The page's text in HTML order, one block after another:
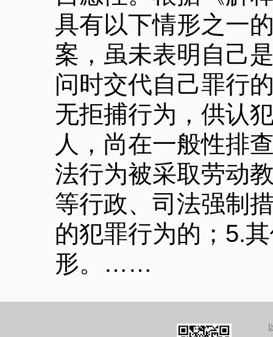
具有以下情形之一
案，虽未表明自己
问时交代自己罪行
无拒捕行为，供认
人，尚在一般性排
法行为被采取劳动
等行政、司法强制
的犯罪行为的；5.
形。……